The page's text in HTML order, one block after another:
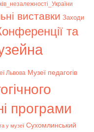
виставки Заходи
та
Львова Музеї педагогів
програми
у музеї Сухомлинський